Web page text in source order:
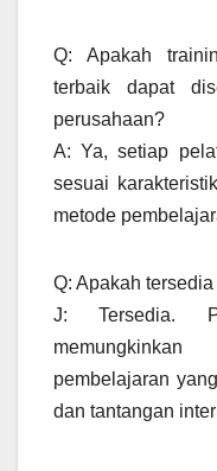
Q: Apakah
terbaik dapat
perusahaan?
A: Ya, setiap
sesuai
metode
Q: Apakah
J: Tersedia.
pembelajaran
dan tantangan